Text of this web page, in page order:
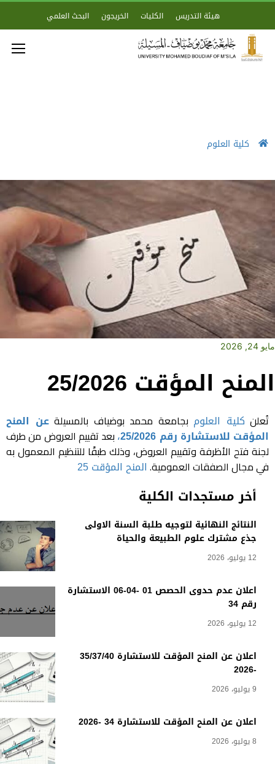
هيئة التدريس الكليات الخريجون البحث العلمي
كلية العلوم
أخر مستجدات الكلية
النتائج النهائية لتوجيه طلبة السنة الاولى
جذع مشترك علوم الطبيعة والحياة
12 يوليو، 2026
اعلان عدم حدوى الحصص 01 -04-06 الاستشارة
رقم 34
12 يوليو، 2026
اعلان عن المنح المؤقت للاستشارة 35/37/40
-2026
9 يوليو، 2026
اعلان عن المنح المؤقت للاستشارة 34 -2026
8 يوليو، 2026
مايو 24, 2026
المنح المؤقت 25/2026
تُعلن كلية العلوم بجامعة محمد بوضياف بالمسيلةعن المنح
المؤقت للاستشارة رقم 25/2026
، بعد تقييم العروض من طرف
لجنة فتح الأظرفة وتقييم العروض، وذلك طبقًا للتنظيم المعمول به
في مجال الصفقات العمومية. المنح المؤقت 25